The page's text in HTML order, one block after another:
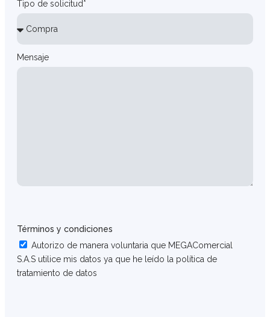
Tipo de solicitud*
Mensaje
Términos y condiciones
Autorizo de manera voluntaria que MEGAComercial
S.A.S utilice mis datos ya que he leído la política de
tratamiento de datos